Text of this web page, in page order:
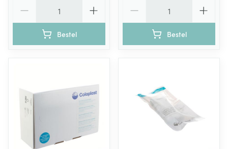
Bestel Bestel